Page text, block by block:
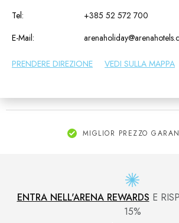
Tel:
+385 52 572 700
E-Mail:
PRENDERE DIREZIONE VEDI SULLA MAPPA
MIGLIOR PREZZO
ENTRA NELL'ARENA REWARDS E
15%